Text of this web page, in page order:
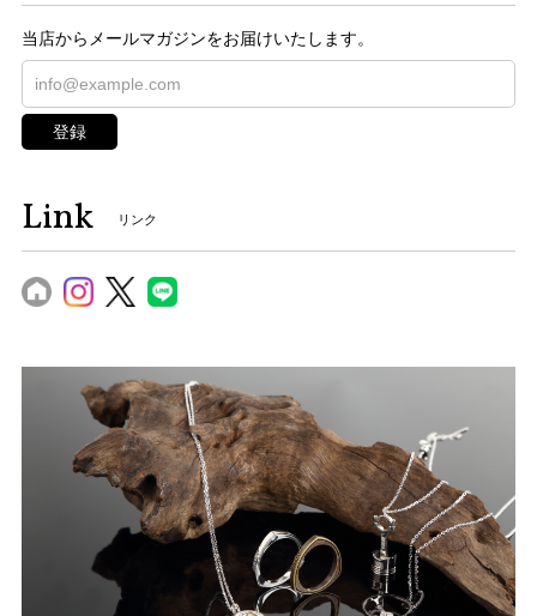
当店からメールマガジンをお届けいたします。
登録
Link リンク